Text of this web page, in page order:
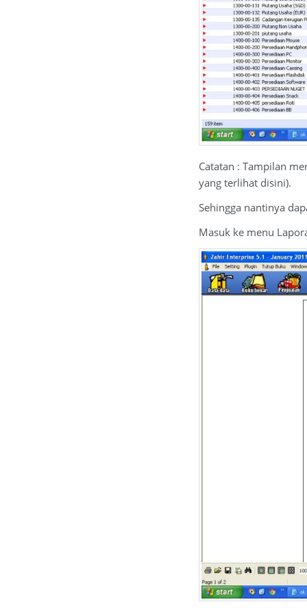
Catatan : Tampilan
yang terlihat disini).
Sehingga nantinya
Masuk ke menu